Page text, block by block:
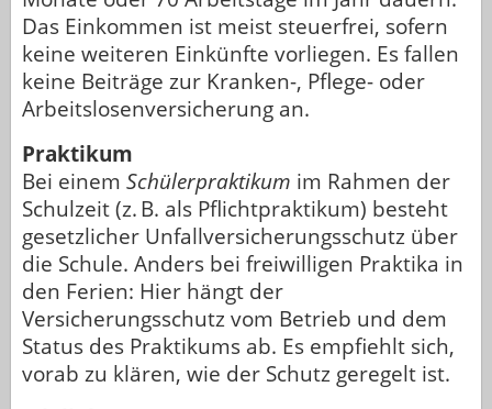
Das Einkommen ist meist steuerfrei, sofern
keine weiteren Einkünfte vorliegen. Es fallen
keine Beiträge zur Kranken-, Pflege- oder
Arbeitslosenversicherung an.
Praktikum
Bei einem Schülerpraktikum im Rahmen der
Schulzeit (z. B. als Pflichtpraktikum) besteht
gesetzlicher Unfallversicherungsschutz über
die Schule. Anders bei freiwilligen Praktika in
den Ferien: Hier hängt der
Versicherungsschutz vom Betrieb und dem
Status des Praktikums ab. Es empfiehlt sich,
vorab zu klären, wie der Schutz geregelt ist.